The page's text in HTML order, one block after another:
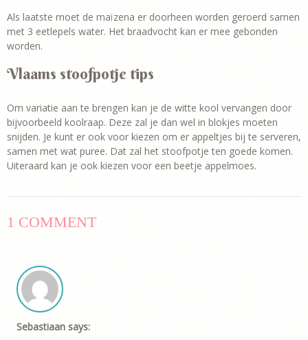
Als laatste moet de maïzena er doorheen worden geroerd samen
met 3 eetlepels water. Het braadvocht kan er mee gebonden
worden.
Vlaams stoofpotje tips
Om variatie aan te brengen kan je de witte kool vervangen door
bijvoorbeeld koolraap. Deze zal je dan wel in blokjes moeten
snijden. Je kunt er ook voor kiezen om er appeltjes bij te serveren,
samen met wat puree. Dat zal het stoofpotje ten goede komen.
Uiteraard kan je ook kiezen voor een beetje appelmoes.
1 COMMENT
Sebastiaan says: